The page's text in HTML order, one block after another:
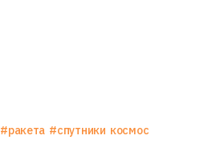
#ракета #спутники космос